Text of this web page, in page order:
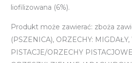
liofilizowana (6%).
Produkt może zawierać: zboża
(PSZENICA), ORZECHY:
PISTACJE/ORZECHY